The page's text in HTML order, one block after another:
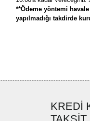
**Ödeme yöntemi
yapılmadığı takdirde
Ürün
Ürün bilgilerinde
KREDİ